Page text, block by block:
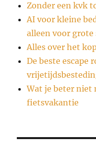
Zonder een kvk
AI voor kleine
alleen voor grote
Alles over het
De beste escape
Wat je beter niet
fietsvakantie